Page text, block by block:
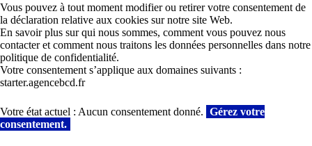
Vous pouvez à tout moment modifier ou retirer votre consentement de
la déclaration relative aux cookies sur notre site Web.
En savoir plus sur qui nous sommes, comment vous pouvez nous
contacter et comment nous traitons les données personnelles dans notre
politique de confidentialité.
Votre consentement s’applique aux domaines suivants :
starter.agencebcd.fr
Votre état actuel : Aucun consentement donné. Gérez votre
consentement.